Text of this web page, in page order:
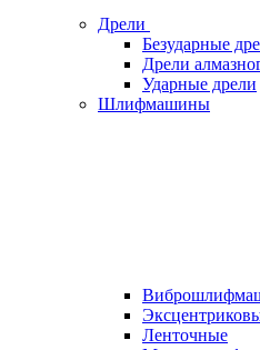
Дрели
Безударные
Дрели
Ударные дрели
Шлифмашины
Ленточные